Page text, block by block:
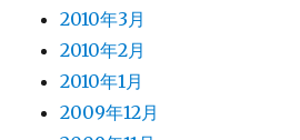
2010年3月
2010年2月
2010年1月
2009年12月